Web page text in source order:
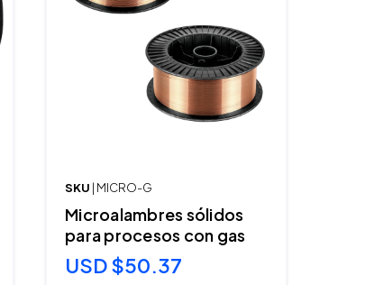
SKU | MICRO-G
Microalambres sólidos
para procesos con gas
USD $50.37